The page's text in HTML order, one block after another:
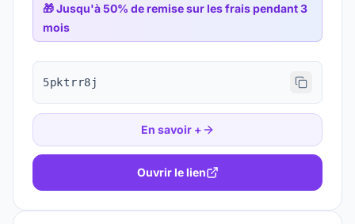
🎁Jusqu'à 50% de remise sur les frais pendant 3
mois
5pktrr8j
En savoir +
Ouvrir le lien